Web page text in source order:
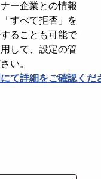
ー企業との情報
すべて拒否」を
ることも可能で
して、設定の管
い。
て詳細をご確認くだ